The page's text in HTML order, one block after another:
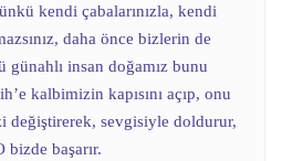
kendi çabalarınızla, kendi
daha önce bizlerin de
günahlı insan doğamız bunu
kalbimizin kapısını açıp, onu
değiştirerek, sevgisiyle doldurur,
bizde başarır.